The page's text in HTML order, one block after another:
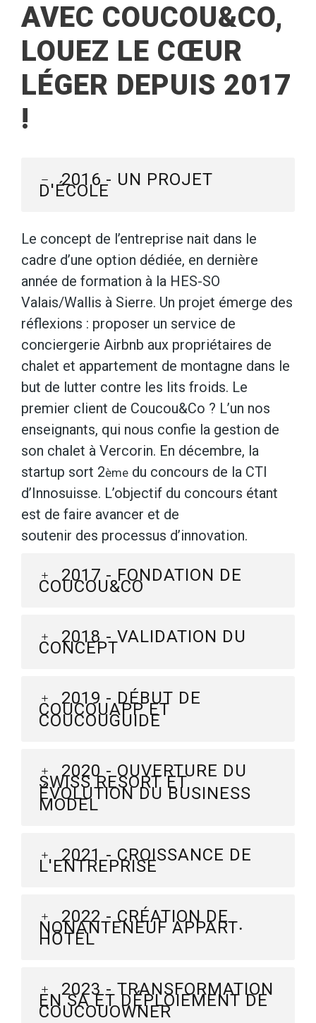
AVEC COUCOU&CO,
LOUEZ LE CŒUR
LÉGER DEPUIS 2017
!
2016 - UN PROJET
D'ÉCOLE
Le concept de l’entreprise nait dans le
cadre d’une option dédiée, en dernière
année de formation à la HES-SO
Valais/Wallis à Sierre. Un projet émerge des
réflexions : proposer un service de
conciergerie Airbnb aux propriétaires de
chalet et appartement de montagne dans le
but de lutter contre les lits froids. Le
premier client de Coucou&Co ? L’un nos
enseignants, qui nous confie la gestion de
son chalet à Vercorin. En décembre, la
startup sort 2ème du concours de la CTI
d’Innosuisse. L’objectif du concours étant
est de faire avancer et de
soutenir des processus d’innovation.
2017 - FONDATION DE
COUCOU&CO
2018 - VALIDATION DU
CONCEPT
2019 - DÉBUT DE
COUCOUAPP ET
COUCOUGUIDE
2020 - OUVERTURE DU
SWISS RESORT ET
ÉVOLUTION DU BUSINESS
MODEL
2021 - CROISSANCE DE
L'ENTREPRISE
2022 - CRÉATION DE
NONANTENEUF APPART‧
HŌTEL
2023 - TRANSFORMATION
EN SA ET DÉPLOIEMENT DE
COUCOUOWNER